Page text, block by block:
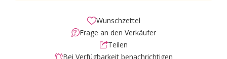
Wunschzettel
Frage an den Verkäufer
Teilen
Bei Verfügbarkeit benachrichtigen